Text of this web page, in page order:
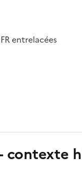
entrelacées
contexte